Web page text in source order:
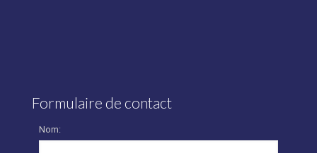
Formulaire de contact
Nom: